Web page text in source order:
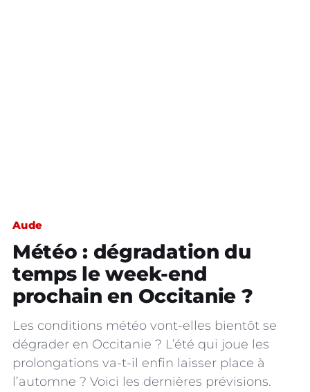
Aude
Météo : dégradation du
temps le week-end
prochain en Occitanie ?
Les conditions météo vont-elles bientôt se
dégrader en Occitanie ? L’été qui joue les
prolongations va-t-il enfin laisser place à
l’automne ? Voici les dernières prévisions.